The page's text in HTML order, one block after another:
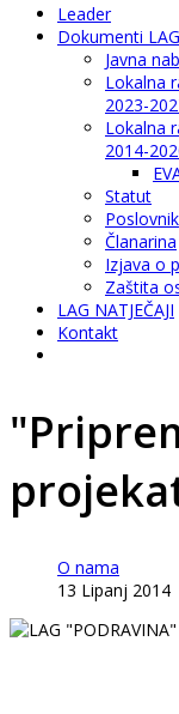
Leader
Dokumenti
Javna
Lokalna
2023-
Lokalna
2014-
Statut
Poslovnik
Članarina
Izjava o
Zaštita
LAG NATJEČAJI
Kontakt
O nama
13 Lipanj 2014